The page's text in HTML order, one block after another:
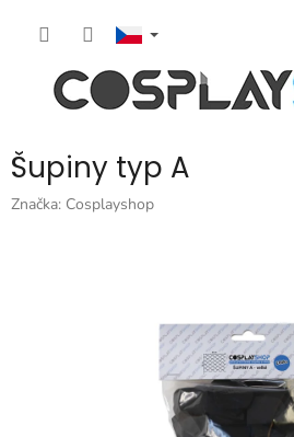
Šupiny typ A
Značka: Cosplayshop